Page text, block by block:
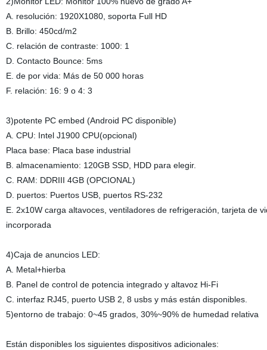
A. resolución: 1920X1080, soporta Full HD
B. Brillo: 450cd/m2
C. relación de contraste: 1000: 1
D. Contacto Bounce: 5ms
E. de por vida: Más de 50 000 horas
F. relación: 16: 9 o 4: 3
3)potente PC embed (Android PC disponible)
A. CPU: Intel J1900 CPU(opcional)
Placa base: Placa base industrial
B. almacenamiento: 120GB SSD, HDD para elegir.
C. RAM: DDRIII 4GB (OPCIONAL)
D. puertos: Puertos USB, puertos RS-232
E. 2x10W carga altavoces, ventiladores de refrigeración, tarjeta de
incorporada
4)Caja de anuncios LED:
A. Metal+hierba
B. Panel de control de potencia integrado y altavoz Hi-Fi
C. interfaz RJ45, puerto USB 2, 8 usbs y más están disponibles.
5)entorno de trabajo: 0~45 grados, 30%~90% de humedad relativa
Están disponibles los siguientes dispositivos adicionales: